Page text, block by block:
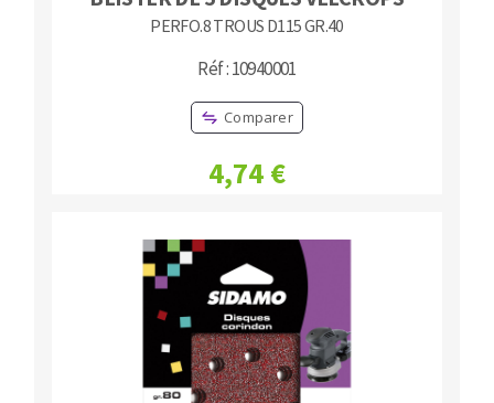
PERFO.8 TROUS D115 GR.40
Réf : 10940001
Comparer
4,74 €